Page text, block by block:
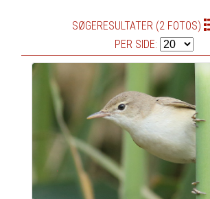
SØGERESULTATER (2 FOTOS)
PER SIDE: